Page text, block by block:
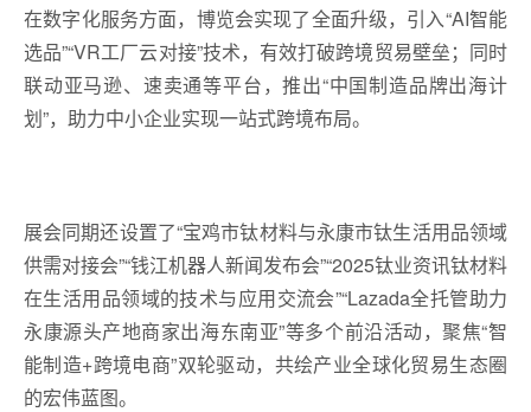
在数字化服务方面，博览会实现了全面升级，引入“AI智能
选品”“VR工厂云对接”技术，有效打破跨境贸易壁垒；同时
联动亚马逊、速卖通等平台，推出“中国制造品牌出海计
划”，助力中小企业实现一站式跨境布局。
展会同期还设置了“宝鸡市钛材料与永康市钛生活用品领域
供需对接会”“钱江机器人新闻发布会”“2025钛业资讯钛材料
在生活用品领域的技术与应用交流会”“Lazada全托管助力
永康源头产地商家出海东南亚”等多个前沿活动，聚焦“智
能制造+跨境电商”双轮驱动，共绘产业全球化贸易生态圈
的宏伟蓝图。